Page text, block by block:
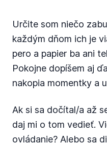
Určite som niečo
každým dňom ich je
pero a papier ba ani
Pokojne dopíšem aj
nakopia momentky a
Ak si sa dočítal/a až
daj mi o tom vedieť.
ovládanie? Alebo sa